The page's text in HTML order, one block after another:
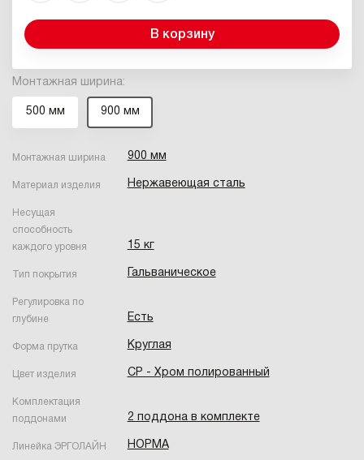
Монтажная ширина:
500 мм 900 мм
Монтажная ширина 900 мм
Материал изделия Нержавеющая сталь
Несущая
способность
каждого уровня
15 кг
Тип покрытия Гальваническое
Регулировка по
глубине
Есть
Форма прутка Круглая
Цвет изделия CP - Хром полированный
Комплектация
поддонами
2 поддона в комплекте
Линейка ЭРГОЛАЙН НОРМА
В корзину